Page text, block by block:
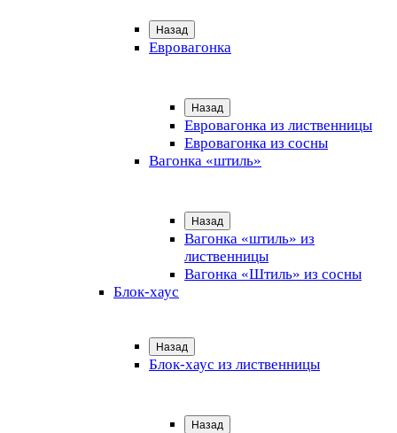
Назад
Евровагонка
Назад
Евровагонка из лиственницы
Евровагонка из сосны
Вагонка «штиль»
Назад
Вагонка «штиль» из
лиственницы
Вагонка «Штиль» из сосны
Блок-хаус
Назад
Блок-хаус из лиственницы
Назад